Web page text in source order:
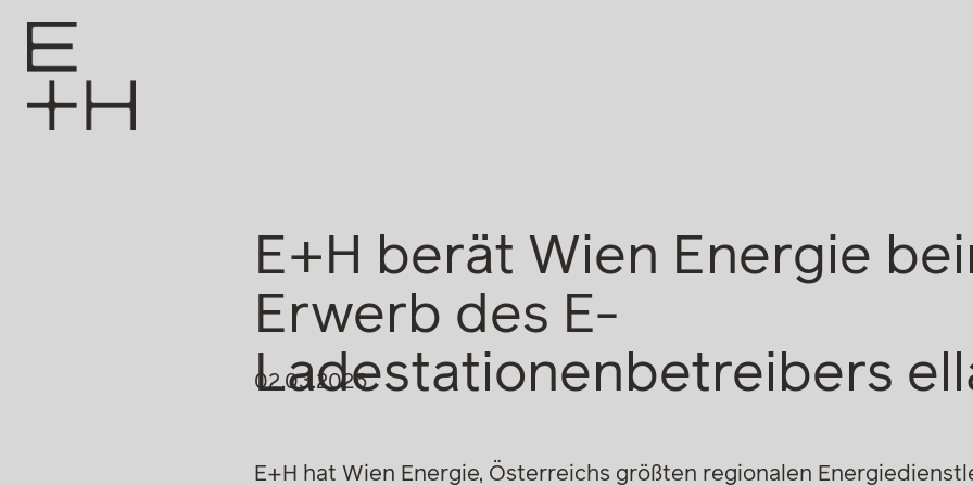
E+H berät Wien Energie
Erwerb des E-
Ladestationenbetreibers
02.03.2026
E+H hat Wien Energie, Österreichs größten regionalen